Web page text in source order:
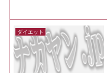
ダイエット